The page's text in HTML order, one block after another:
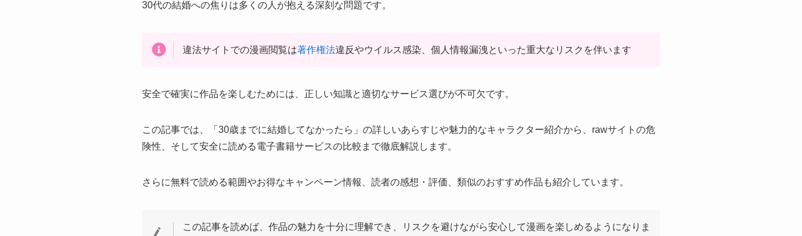
30代の結婚への焦りは多くの人が抱える深刻な問題です。
違法サイトでの漫画閲覧は著作権法違反やウイルス感染、個人情報漏洩といった重大なリスクを伴います
安全で確実に作品を楽しむためには、正しい知識と適切なサービス選びが不可欠です。
この記事では、「30歳までに結婚してなかったら」の詳しいあらすじや魅力的なキャラクター紹介から、rawサイトの危
険性、そして安全に読める電子書籍サービスの比較まで徹底解説します。
さらに無料で読める範囲やお得なキャンペーン情報、読者の感想・評価、類似のおすすめ作品も紹介しています。
この記事を読めば、作品の魅力を十分に理解でき、リスクを避けながら安心して漫画を楽しめるようになりま